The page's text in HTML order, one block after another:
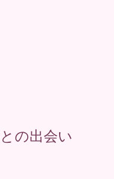
の出会い